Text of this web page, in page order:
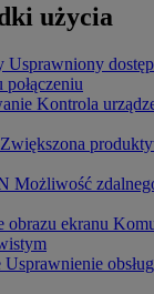
użycia
Usprawniony
połączeniu
Kontrola
Zwiększona
Możliwość
obrazu ekranu
Usprawnienie